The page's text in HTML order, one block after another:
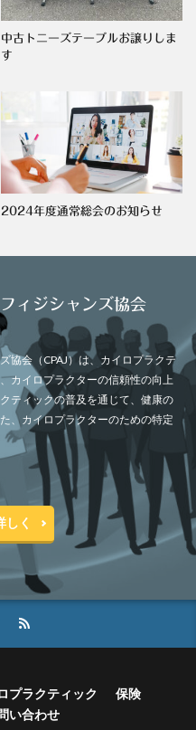
中古トニーズテーブルお譲りしま
す
2024年度通常総会のお知らせ
ィジシャンズ協会
協会（CPAJ）は、カイロプラクテ
カイロプラクターの信頼性の向上
ティックの普及を通じて、健康の
、カイロプラクターのための特定
しく
プラクティック
保険
い合わせ